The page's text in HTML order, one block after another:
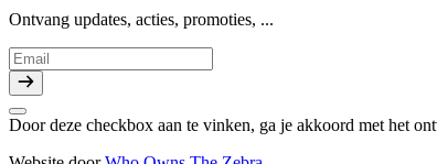
Ontvang updates, acties, promoties, ...
Door deze checkbox aan te vinken, ga je akkoord met het